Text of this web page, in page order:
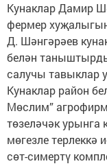
Кунаклар Дамир
фермер
Д. Шәнгәрәев
белән
салучы тавыклар
Кунаклар район
Мөслим”
төзеләчәк урынга
мөгезле
сөт-симертү